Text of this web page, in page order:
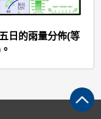
日的雨量分佈(等